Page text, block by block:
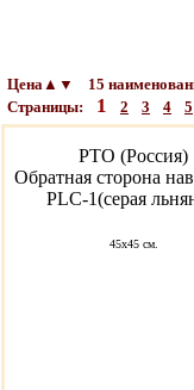
Цена▲▼ 15
Страницы: 1 2 3 4 5
РТО (Россия)
Обратная сторона
PLC-1(серая
45х45 см.